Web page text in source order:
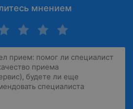
мнением